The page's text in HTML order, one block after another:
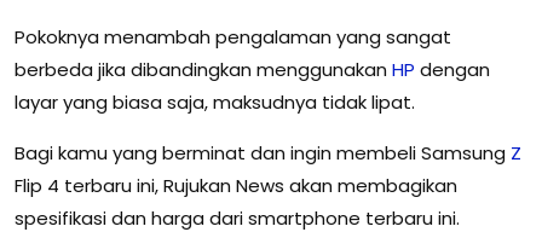
Pokoknya menambah pengalaman yang sangat
berbeda jika dibandingkan menggunakan HP dengan
layar yang biasa saja, maksudnya tidak lipat.
Bagi kamu yang berminat dan ingin membeli Samsung Z
Flip 4 terbaru ini, Rujukan News akan membagikan
spesifikasi dan harga dari smartphone terbaru ini.